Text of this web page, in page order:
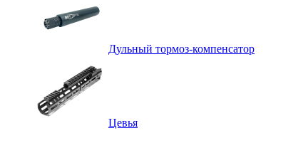
Дульный тормоз-компенсатор
Цевья